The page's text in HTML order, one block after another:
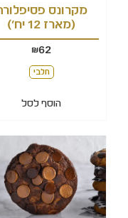
מקרונס
(מארז 12 יח')
62
₪
חלבי
הוסף לסל